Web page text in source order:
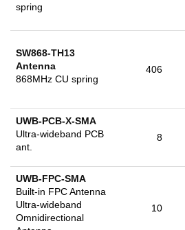
spring
SW868-TH13
Antenna
868MHz CU spring
406
UWB-PCB-X-SMA
Ultra-wideband PCB
ant.
8
UWB-FPC-SMA
Built-in FPC Antenna
Ultra-wideband
Omnidirectional
10